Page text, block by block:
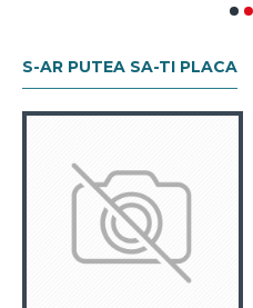
S-AR PUTEA SA-TI PLACA